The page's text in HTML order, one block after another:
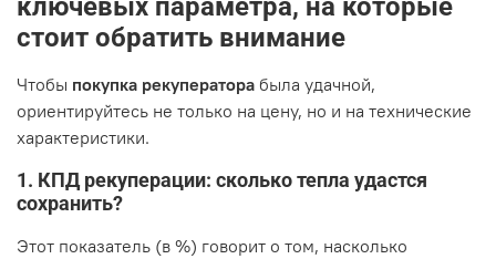
ключевых параметра, на которые
стоит обратить внимание
Чтобы покупка рекуператора была удачной,
ориентируйтесь не только на цену, но и на технические
характеристики.
1. КПД рекуперации: сколько тепла удастся
сохранить?
Этот показатель (в %) говорит о том, насколько